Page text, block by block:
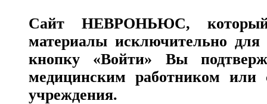
СайтНЕВРОНЬЮС,
материалы исключительно для
кнопку «Войти» Вы
медицинским работником или
учреждения.